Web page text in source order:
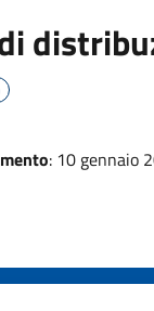
: 10 gennaio